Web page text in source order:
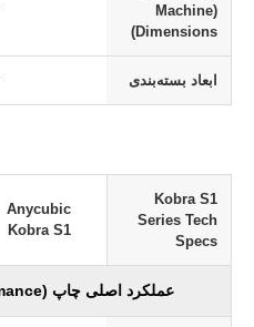
(Machine
Dimensions)
ابعاد بسته‌بندی
Kobra S1
Series Tech
Specs
Anycubic
Kobra S1
عملکرد اصلی چاپ (Core Printing Performance)